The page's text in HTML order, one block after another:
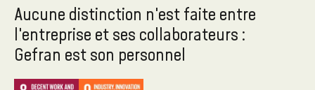
Comment grandir ensemble
Aucune distinction n'est faite entre
l'entreprise et ses collaborateurs :
Gefran est son personnel